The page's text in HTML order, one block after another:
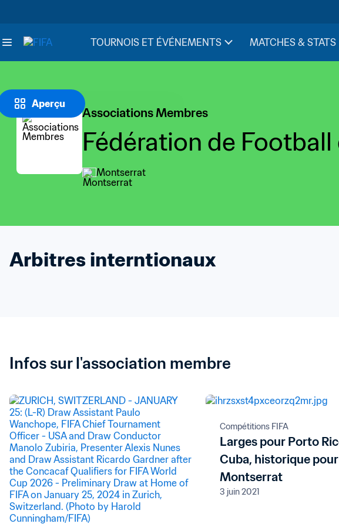
TOURNOIS ET ÉVÉNEMENTS MATCHES & STATS
Aperçu
Associations Membres
Fédération de
Montserrat
Arbitres interntionaux
Infos sur l'association membre
Compétitions FIFA
Larges pour Porto
Cuba, historique pour
Montserrat
3 juin 2021